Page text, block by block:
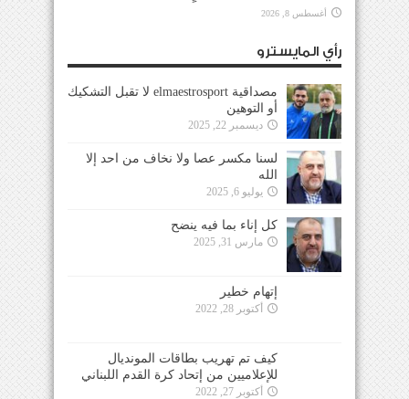
أغسطس 8, 2026
رأي المايسترو
مصداقية elmaestrosport لا تقبل التشكيك
أو التوهين
ديسمبر 22, 2025
لسنا مكسر عصا ولا نخاف من احد إلا
الله
يوليو 6, 2025
كل إناء بما فيه ينضح
مارس 31, 2025
إتهام خطير
أكتوبر 28, 2022
كيف تم تهريب بطاقات المونديال
للإعلاميين من إتحاد كرة القدم اللبناني
أكتوبر 27, 2022